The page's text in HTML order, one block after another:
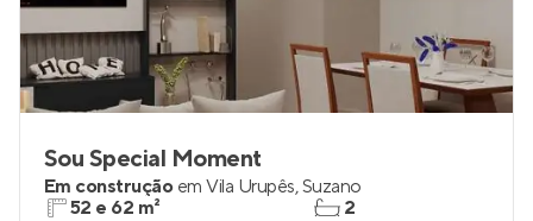
Sou Special Moment
Em construção em Vila Urupês,Suzano
52 e 62 m²
2